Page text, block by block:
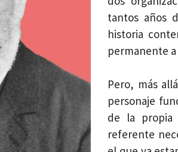
tantos años
historia
permanente a
Pero, más
personaje
de la propia
referente